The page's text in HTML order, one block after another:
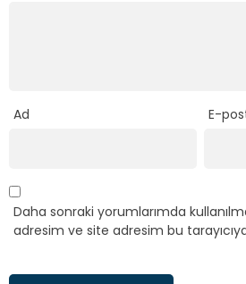
Ad E-
Daha sonraki yorumlarımda
adresim ve site adresim bu